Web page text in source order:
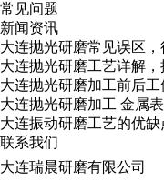
常见问题
新闻资讯
大连抛光研磨常见误区
大连抛光研磨工艺详解
大连抛光研磨加工前后
大连抛光研磨加工 金属
大连振动研磨工艺的优
联系我们
大连瑞晨研磨有限公司